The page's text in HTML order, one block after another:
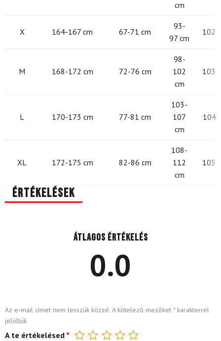
cm
X 164-167 cm 67-71 cm
93-
97 cm
102
M 168-172 cm 72-76 cm
98-
102
cm
103
L 170-173 cm 77-81 cm
103-
107
cm
104
XL 172-175 cm 82-86 cm
108-
112
cm
105
Értékelések
Átlagos értékelés
0.0
Az e-mail címet nem tesszük közzé. A kötelező mezőket *karakterrel
jelöltük
A te értékelésed *